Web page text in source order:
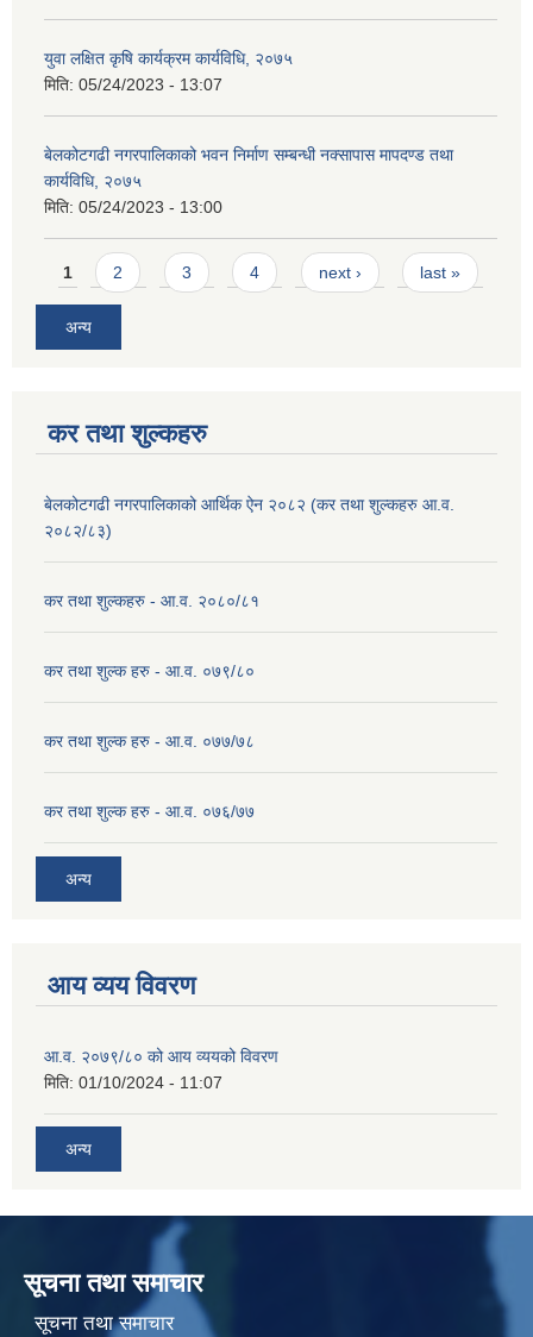
युवा लक्षित कृषि कार्यक्रम कार्यविधि, २०७५
मिति: 05/24/2023 - 13:07
बेलकोटगढी नगरपालिकाको भवन निर्माण सम्बन्धी नक्सापास मापदण्ड तथा
कार्यविधि, २०७५
मिति: 05/24/2023 - 13:00
Pages
1 2 3 4 next › last »
अन्य
कर तथा शुल्कहरु
बेलकोटगढी नगरपालिकाको आर्थिक ऐन २०८२ (कर तथा शुल्कहरु आ.व.
२०८२/८३)
कर तथा शुल्कहरु - आ.व. २०८०/८१
कर तथा शुल्क हरु - आ.व. ०७९/८०
कर तथा शुल्क हरु - आ.व. ०७७/७८
कर तथा शुल्क हरु - आ.व. ०७६/७७
अन्य
आय व्यय विवरण
आ.व. २०७९/८० को आय व्ययको विवरण
मिति: 01/10/2024 - 11:07
अन्य
सूचना तथा समाचार
सूचना तथा समाचार